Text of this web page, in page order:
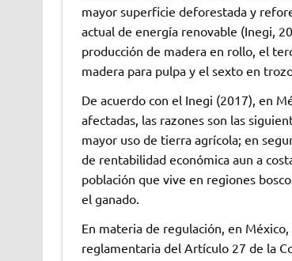
mayor superficie deforestada y
actual de energía renovable (Inegi,
producción de madera en rollo, el
madera para pulpa y el sexto en
De acuerdo con el Inegi (2017), en
afectadas, las razones son las
mayor uso de tierra agrícola; en
de rentabilidad económica aun a
población que vive en regiones
el ganado.
En materia de regulación, en
reglamentaria del Artículo 27 de la